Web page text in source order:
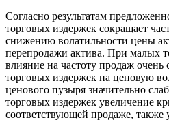
Согласно результатам
торговых издержек сокращает
снижению волатильности цены
перепродажи актива. При малых
влияние на частоту продаж
торговых издержек на ценовую
ценового пузыря значительно
торговых издержек увеличение
соответствующей продаже, также